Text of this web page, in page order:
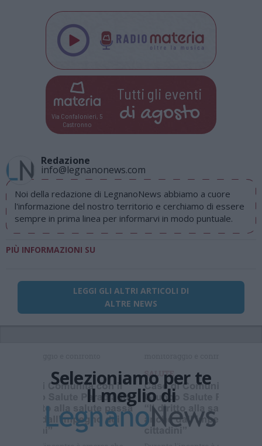
Via Confalonieri, 5
Castronno
Tutti gli eventi
di agosto
Redazione
info@legnanonews.com
Noi della redazione di LegnanoNews abbiamo a cuore
l'informazione del nostro territorio e cerchiamo di essere
sempre in prima linea per informarvi in modo puntuale.
PIÙ INFORMAZIONI SU
LEGGI GLI ALTRI ARTICOLI DI
ALTRE NEWS
Selezioniamo per te
Il meglio di